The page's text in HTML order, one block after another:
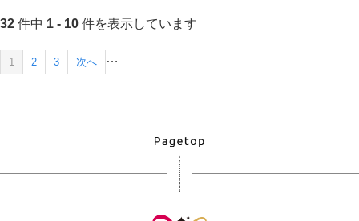
32 件中 1 - 10 件を表示しています
1 2 3 …
次へ